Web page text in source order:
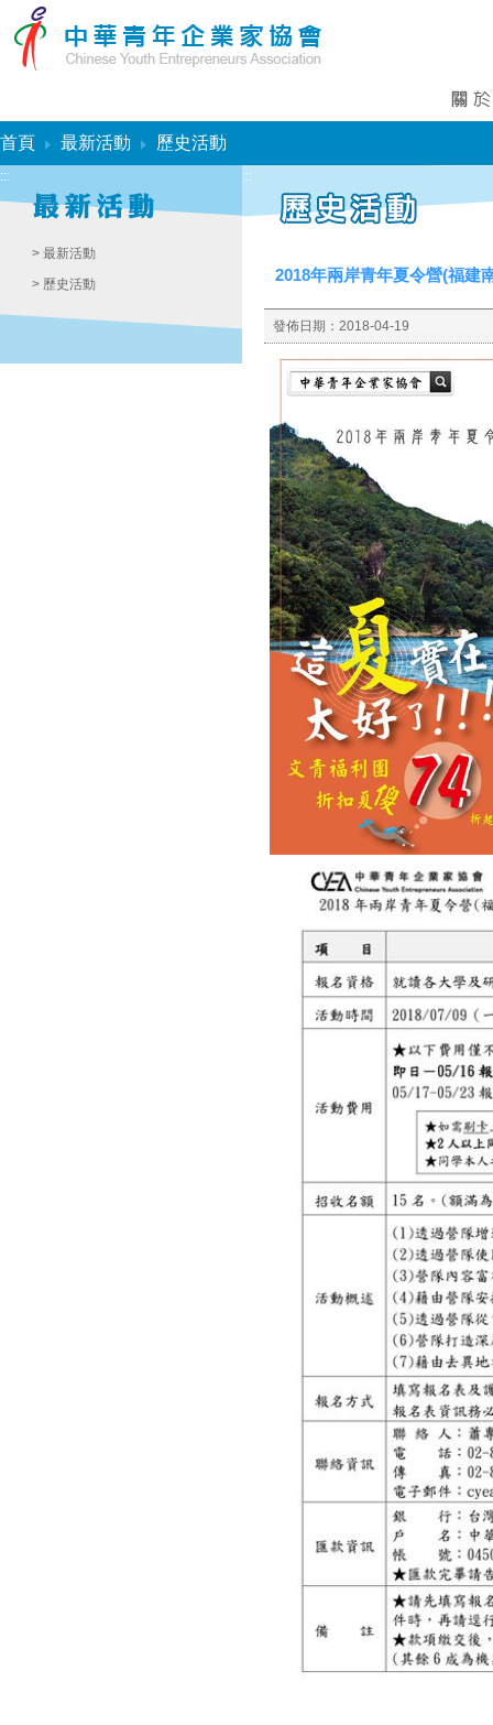
首頁 最新活動 歷史活動
:::
> 最新活動
> 歷史活動
:::
2018年兩岸青年夏令營(福建
發佈日期： 2018-04-19